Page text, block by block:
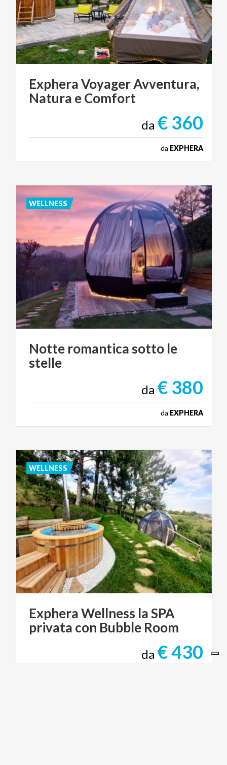
ExpheraVoyagerAvventura,
Natura eComfort
da € 360
da EXPHERA
Notte romantica sotto le
stelle
da € 380
da EXPHERA
WELLNESS
ExpheraWellness laSPA
privata con Bubble Room
da € 430
WELLNESS